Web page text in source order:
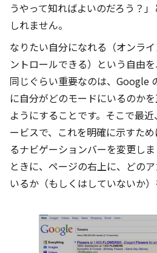
うやって知ればよいのだろう？
しれません。
なりたい自分になれる（オンラ
ントロールできる）という自由
同じぐらい重要なのは、Google
に自分がどのモードにいるのか
ようにすることです。そこで最
ービスで、これを明確に示すた
るナビゲーションバーを変更し
ときに、ページの右上に、どの
いるか（もしくはしていないか）